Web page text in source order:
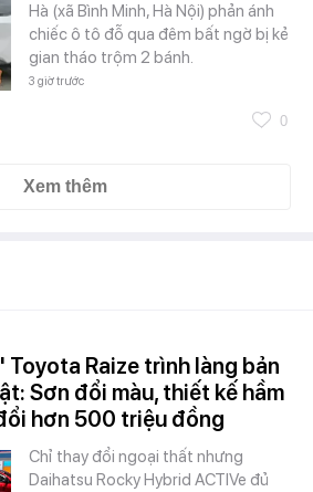
Hà (xã Bình Minh, Hà Nội) phản ánh
chiếc ô tô đỗ qua đêm bất ngờ bị kẻ
gian tháo trộm 2 bánh.
3 giờ trước
0
Xem thêm
Toyota Raize trình làng bản
Sơn đổi màu, thiết kế hầm
hơn 500 triệu đồng
Chỉ thay đổi ngoại thất nhưng
Daihatsu Rocky Hybrid ACTIVe đủ